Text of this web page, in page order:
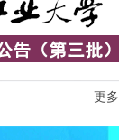
更多